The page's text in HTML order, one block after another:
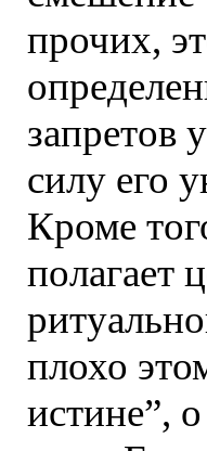
прочих,
запретов
силу его
Кроме
полагает
плохо
истине”,